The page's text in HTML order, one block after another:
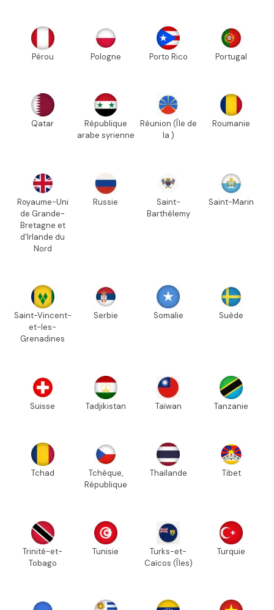
Pérou Pologne Porto Rico Portugal
Qatar
République
arabe syrienne
Réunion (Île de
la )
Roumanie
Royaume-Uni
de Grande-
Bretagne et
d'Irlande du
Nord
Russie
Saint-
Barthélemy
Saint-Marin
Saint-Vincent-
et-les-
Grenadines
Serbie Somalie Suède
Suisse Tadjikistan Taïwan Tanzanie
Tchad
Tchèque,
République
Thaïlande Tibet
Trinité-et-
Tobago
Tunisie
Turks-et-
Caïcos (Îles)
Turquie